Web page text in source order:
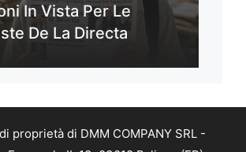
In Vista Per Le
De La Directa
proprietà di DMM COMPANY SRL -